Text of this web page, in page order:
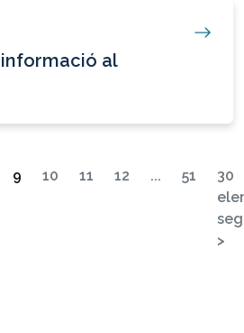
al
9
10 11 12 ... 51
30
>